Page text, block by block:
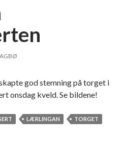
god stemning på torget i
onsdag kveld. Se bildene!
LÆRLINGAN TORGET